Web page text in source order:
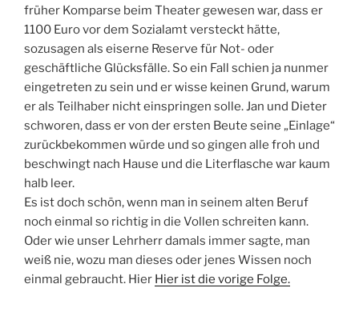
früher Komparse beim Theater gewesen war, dass er
1100 Euro vor dem Sozialamt versteckt hätte,
sozusagen als eiserne Reserve für Not- oder
geschäftliche Glücksfälle. So ein Fall schien ja nunmer
eingetreten zu sein und er wisse keinen Grund, warum
er als Teilhaber nicht einspringen solle. Jan und Dieter
schworen, dass er von der ersten Beute seine „Einlage“
zurückbekommen würde und so gingen alle froh und
beschwingt nach Hause und die Literflasche war kaum
halb leer.
Es ist doch schön, wenn man in seinem alten Beruf
noch einmal so richtig in die Vollen schreiten kann.
Oder wie unser Lehrherr damals immer sagte, man
weiß nie, wozu man dieses oder jenes Wissen noch
einmal gebraucht. Hier Hier ist die vorige Folge.